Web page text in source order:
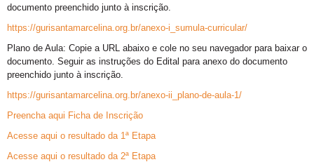
documento preenchido junto à inscrição.
https://gurisantamarcelina.org.br/anexo-i_sumula-curricular/
Plano de Aula: Copie a URL abaixo e cole no seu navegador para baixar o
documento. Seguir as instruções do Edital para anexo do documento
preenchido junto à inscrição.
https://gurisantamarcelina.org.br/anexo-ii_plano-de-aula-1/
Preencha aqui Ficha de Inscrição
Acesse aqui o resultado da 1ª Etapa
Acesse aqui o resultado da 2ª Etapa